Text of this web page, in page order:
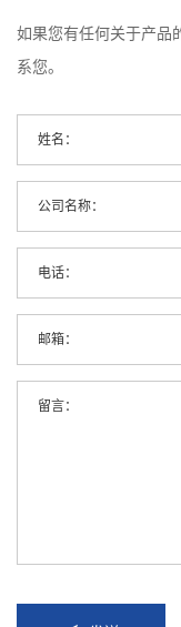
如果您有任何关于产品
系您。